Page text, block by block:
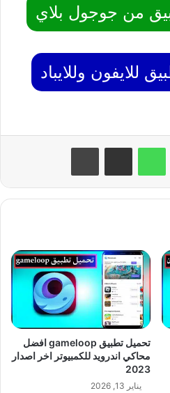
من جوجول بلاي
للايفون وللايباد
واتساب
تحميل تطبيق gameloop افضل
محاكي اندرويد للكمبيوتر اخر اصدار
2023
يناير 13, 2026